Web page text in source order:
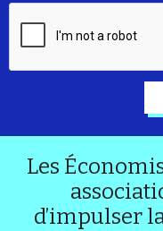
Les
d’impulser